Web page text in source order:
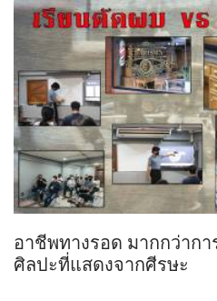
อาชีพทางรอด มากกว่าก
ศิลปะที่แสดงจากศีรษะ